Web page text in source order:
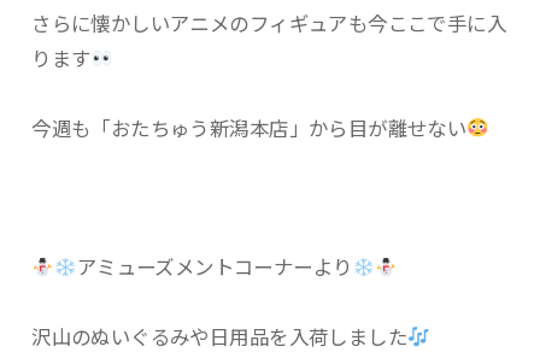
さらに懐かしいアニメのフィギュアも今ここで手に入
ります
今週も「おたちゅう新潟本店」から目が離せない
アミューズメントコーナーより
沢山のぬいぐるみや日用品を入荷しました